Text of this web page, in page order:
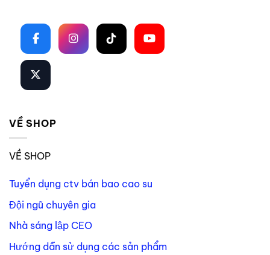
VỀ SHOP
VỀ SHOP
Tuyển dụng ctv bán bao cao su
Đội ngũ chuyên gia
Nhà sáng lập CEO
Hướng dẫn sử dụng các sản phẩm